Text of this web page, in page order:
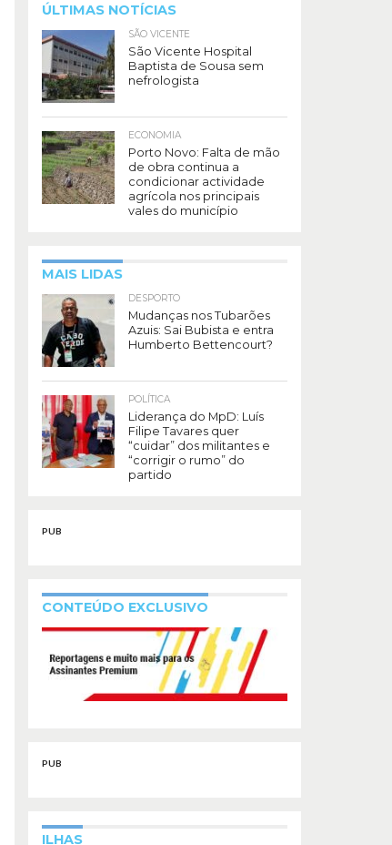
ÚLTIMAS NOTÍCIAS
SÃO VICENTE
São Vicente Hospital
Baptista de Sousa sem
nefrologista
ECONOMIA
Porto Novo: Falta de mão
de obra continua a
condicionar actividade
agrícola nos principais
vales do município
MAIS LIDAS
DESPORTO
Mudanças nos Tubarões
Azuis: Sai Bubista e entra
Humberto Bettencourt?
POLÍTICA
Liderança do MpD: Luís
Filipe Tavares quer
“cuidar” dos militantes e
“corrigir o rumo” do
partido
PUB
CONTEÚDO EXCLUSIVO
PUB
ILHAS